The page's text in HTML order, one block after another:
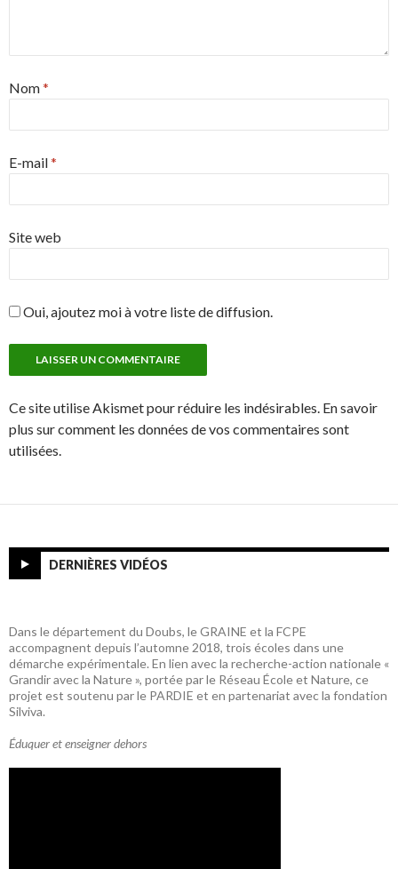
Nom*
E-mail*
Site web
Oui, ajoutez moi à votre liste de diffusion.
Ce site utilise Akismet pour réduire les indésirables. En savoir
plus sur comment les données de vos commentaires sont
utilisées.
DERNIÈRES VIDÉOS
Dans le département du Doubs, le GRAINE et la FCPE
accompagnent depuis l’automne 2018, trois écoles dans une
démarche expérimentale. En lien avec la recherche-action nationale «
Grandir avec la Nature », portée par le Réseau École et Nature, ce
projet est soutenu par le PARDIE et en partenariat avec la fondation
Silviva.
Éduquer et enseigner dehors